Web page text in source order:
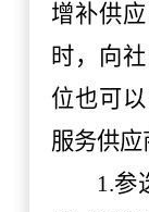
增补供
时，向
位也可
服务供应
1.参